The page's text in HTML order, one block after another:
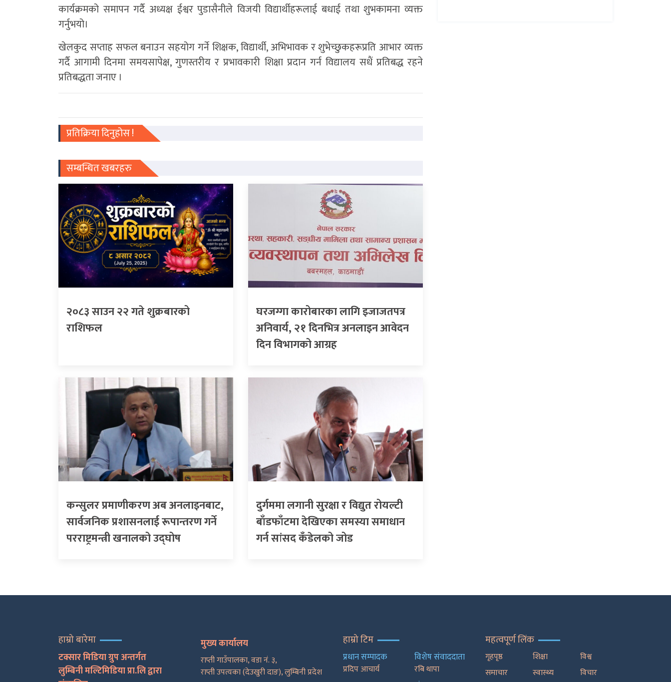
कार्यक्रमको समापन गर्दै अध्यक्ष ईश्वर पुडासैनीले विजयी विद्यार्थीहरूलाई बधाई तथा शुभकामना व्यक्त
गर्नुभयो।
खेलकुद सप्ताह सफल बनाउन सहयोग गर्ने शिक्षक, विद्यार्थी, अभिभावक र शुभेच्छुकहरूप्रति आभार व्यक्त
गर्दै आगामी दिनमा समयसापेक्ष, गुणस्तरीय र प्रभावकारी शिक्षा प्रदान गर्न विद्यालय सधैं प्रतिबद्ध रहने
प्रतिबद्धता जनाए ।
प्रतिक्रिया दिनुहोस !
सम्बन्धित खबरहरु
२०८३ साउन २२ गते शुक्रबारको
राशिफल
घरजग्गा कारोबारका लागि इजाजतपत्र
अनिवार्य, २१ दिनभित्र अनलाइन आवेदन
दिन विभागको आग्रह
कन्सुलर प्रमाणीकरण अब अनलाइनबाट,
सार्वजनिक प्रशासनलाई रूपान्तरण गर्ने
परराष्ट्रमन्त्री खनालको उद्घोष
दुर्गममा लगानी सुरक्षा र विद्युत रोयल्टी
बाँडफाँटमा देखिएका समस्या समाधान
गर्न सांसद कँडेलको जोड
हाम्रो बारेमा
टक्सार मिडिया ग्रुप अन्तर्गत
लुम्बिनी मल्टिमिडिया प्रा.लि द्वारा
मुख्य कार्यालय
राप्ती गाउँपालका, वडा नं. ३,
राप्ती उपत्यका (देउखुरी दाङ), लुम्बिनी प्रदेश
हाम्रो टिम
प्रधान सम्पादक
प्रदिप आचार्य
विशेष संवाददाता
रबि थापा
महत्वपूर्ण लिंक
गृहपृष्ठ
समाचार
शिक्षा
स्वास्थ्य
विश्व
विचार